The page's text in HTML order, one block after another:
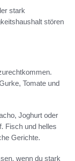
stark
stören
Tomate und
Joghurt oder
Fisch und helles
Gerichte.
wenn du stark